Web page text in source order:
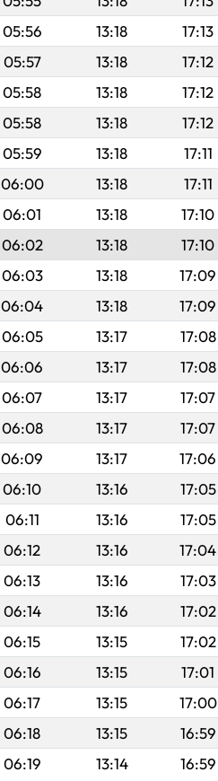
05:56 13:18 17:13
05:57 13:18 17:12
05:58 13:18 17:12
05:58 13:18 17:12
05:59 13:18 17:11
06:00 13:18 17:11
06:01 13:18 17:10
06:02 13:18 17:10
06:03 13:18 17:09
06:04 13:18 17:09
06:05 13:17 17:08
06:06 13:17 17:08
06:07 13:17 17:07
06:08 13:17 17:07
06:09 13:17 17:06
06:10 13:16 17:05
06:11 13:16 17:05
06:12 13:16 17:04
06:13 13:16 17:03
06:14 13:16 17:02
06:15 13:15 17:02
06:16 13:15 17:01
06:17 13:15 17:00
06:18 13:15 16:59
06:19 13:14 16:59